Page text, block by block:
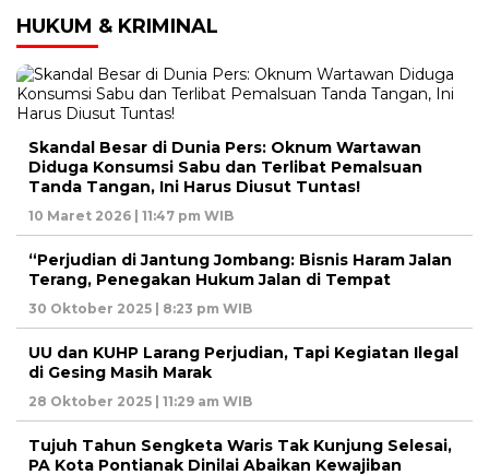
HUKUM & KRIMINAL
Skandal Besar di Dunia Pers: Oknum Wartawan
Diduga Konsumsi Sabu dan Terlibat Pemalsuan
Tanda Tangan, Ini Harus Diusut Tuntas!
10 Maret 2026 | 11:47 pm WIB
“Perjudian di Jantung Jombang: Bisnis Haram Jalan
Terang, Penegakan Hukum Jalan di Tempat
30 Oktober 2025 | 8:23 pm WIB
UU dan KUHP Larang Perjudian, Tapi Kegiatan Ilegal
di Gesing Masih Marak
28 Oktober 2025 | 11:29 am WIB
Tujuh Tahun Sengketa Waris Tak Kunjung Selesai,
PA Kota Pontianak Dinilai Abaikan Kewajiban